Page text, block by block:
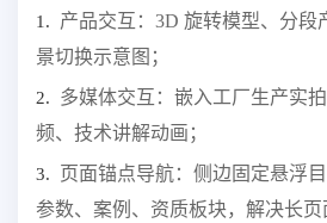
1.
产品交互：3D 旋转模型、分段
景切换示意图；
2.
多媒体交互：嵌入工厂生产实
频、技术讲解动画；
3.
页面锚点导航：侧边固定悬浮
参数、案例、资质板块，解决长页